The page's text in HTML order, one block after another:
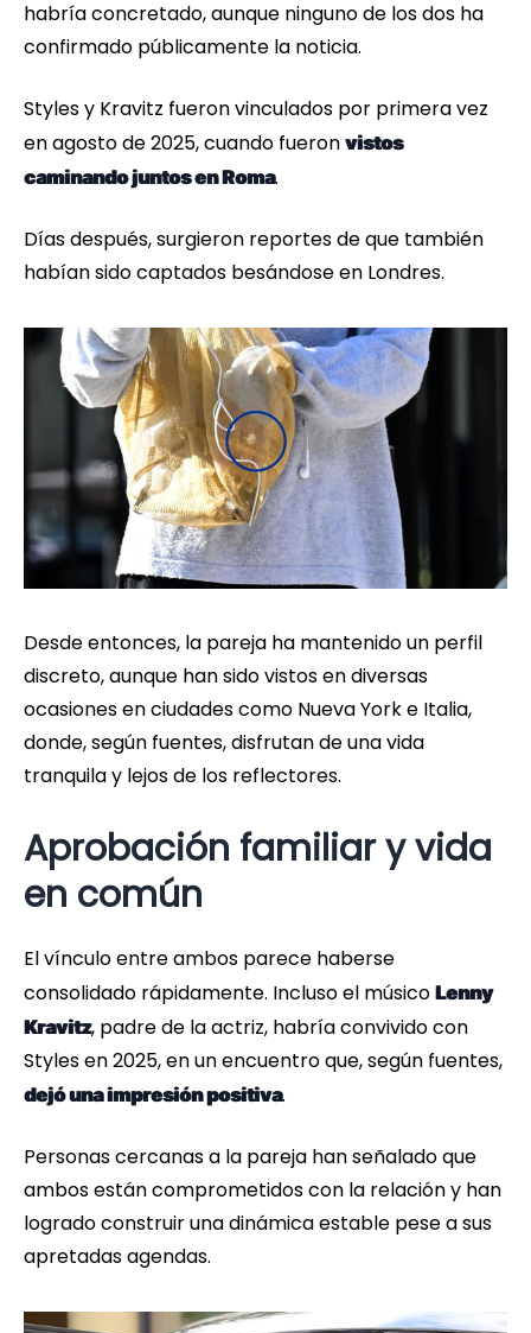
habría concretado, aunque ninguno de los dos ha
confirmado públicamente la noticia.
Styles y Kravitz fueron vinculados por primera vez
en agosto de 2025, cuando fueron vistos
caminando juntos en Roma.
Días después, surgieron reportes de que también
habían sido captados besándose en Londres.
Desde entonces, la pareja ha mantenido un perfil
discreto, aunque han sido vistos en diversas
ocasiones en ciudades como Nueva York e Italia,
donde, según fuentes, disfrutan de una vida
tranquila y lejos de los reflectores.
Aprobación familiar y vida
en común
El vínculo entre ambos parece haberse
consolidado rápidamente. Incluso el músico Lenny
Kravitz, padre de la actriz, habría convivido con
Styles en 2025, en un encuentro que, según fuentes,
dejó una impresión positiva.
Personas cercanas a la pareja han señalado que
ambos están comprometidos con la relación y han
logrado construir una dinámica estable pese a sus
apretadas agendas.